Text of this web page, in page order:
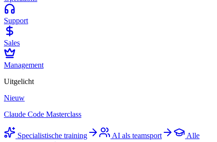
Support
Sales
Management
Uitgelicht
Nieuw
Claude Code Masterclass
Specialistische training AI als teamsport
Alle